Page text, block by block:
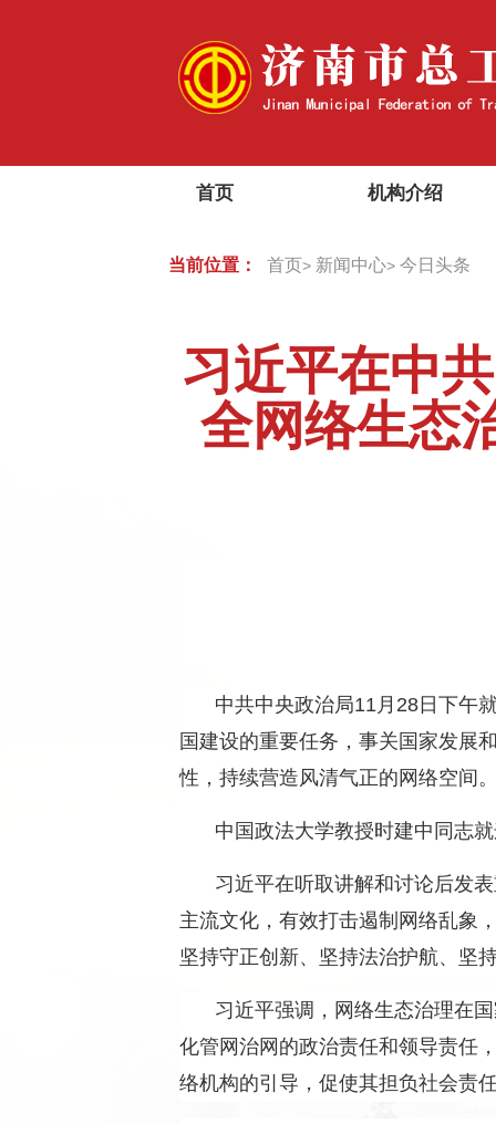
首页 机构介绍
当前位置： 首页> 新闻中心> 今日头条
习近平在中
全网络生态
中共中央政治局11月28日下午
国建设的重要任务，事关国家发展
性，持续营造风清气正的网络空间
中国政法大学教授时建中同志
习近平在听取讲解和讨论后发
主流文化，有效打击遏制网络乱象
坚持守正创新、坚持法治护航、坚
习近平强调，网络生态治理在
化管网治网的政治责任和领导责任
络机构的引导，促使其担负社会责